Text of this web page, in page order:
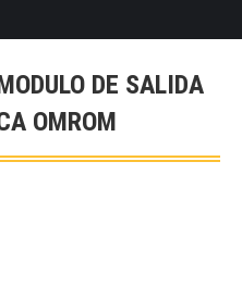
DE SALIDA
OMROM